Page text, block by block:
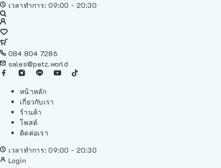
เวลาทำการ: 09:00 - 20:30
084 804 7286
sales@petz.world
หน้าหลัก
เกี่ยวกับเรา
ร้านค้า
โพสต์
ติดต่อเรา
เวลาทำการ: 09:00 - 20:30
Login